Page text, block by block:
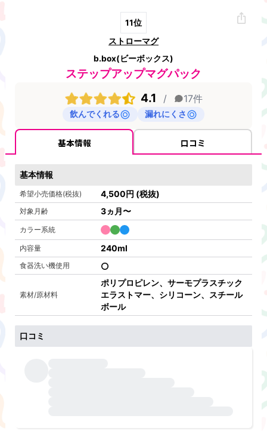
11位
ストローマグ
b.box(ビーボックス)
ステップアップマグパック
4.1
/ 17件
飲んでくれる 漏れにくさ
基本情報 口コミ
基本情報
希望小売価格(税抜) 4,500円 (税抜)
対象月齢 3ヵ月〜
カラー系統
内容量 240ml
食器洗い機使用
素材/原材料
ポリプロピレン、サーモプラスチック
エラストマー、シリコーン、スチール
ボール
口コミ